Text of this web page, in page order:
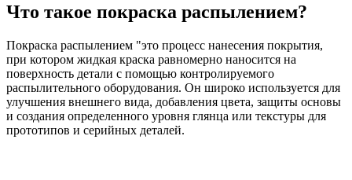
Что такое покраска распылением?
Покраска распылением "это процесс нанесения покрытия,
при котором жидкая краска равномерно наносится на
поверхность детали с помощью контролируемого
распылительного оборудования. Он широко используется для
улучшения внешнего вида, добавления цвета, защиты основы
и создания определенного уровня глянца или текстуры для
прототипов и серийных деталей.